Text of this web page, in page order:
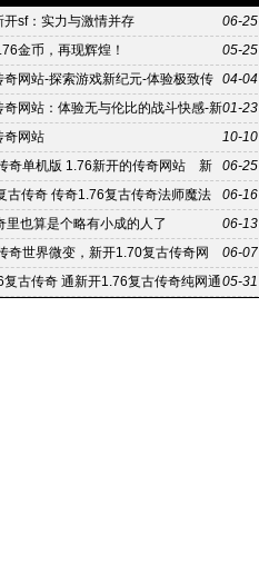
06-25
开sf：实力与激情并存
05-25
金币，再现辉煌！
04-04
奇网站-探索游戏新纪元-体验极致传
01-23
奇网站：体验无与伦比的战斗快感-新
站：再现经典，开启全新冒险之旅
10-10
奇网站
06-25
奇单机版 1.76新开的传奇网站 新
奇
06-16
古传奇 传奇1.76复古传奇法师魔法
06-13
里也算是个略有小成的人了
06-07
奇世界微变，新开1.70复古传奇网
合击
05-31
复古传奇 通新开1.76复古传奇纯网通